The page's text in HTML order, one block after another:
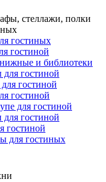
стеллажи, полки
гостиных
гостиной
и библиотеки
гостиной
гостиной
гостиной
для гостиной
гостиной
гостиной
для гостиных